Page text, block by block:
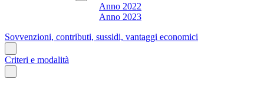
Anno 2022
Anno 2023
Sovvenzioni, contributi, sussidi, vantaggi economici
Criteri e modalità